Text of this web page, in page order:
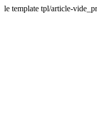
le template tpl/article-